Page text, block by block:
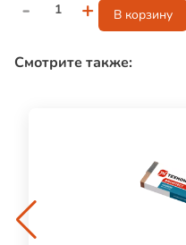
- + В корзину
Смотрите также: